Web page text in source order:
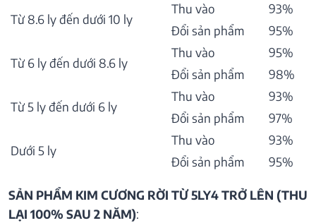
Từ 8.6 ly đến dưới 10 ly
Thu vào
93%
Đổi sản phẩm
95%
Từ 6 ly đến dưới 8.6 ly
Thu vào
95%
Đổi sản phẩm
98%
Từ 5 ly đến dưới 6 ly
Thu vào
93%
Đổi sản phẩm
97%
Dưới 5 ly
Thu vào
93%
Đổi sản phẩm
95%
SẢN PHẨM KIM CƯƠNG RỜI TỪ 5LY4 TRỞ LÊN (THU
LẠI 100% SAU 2 NĂM):